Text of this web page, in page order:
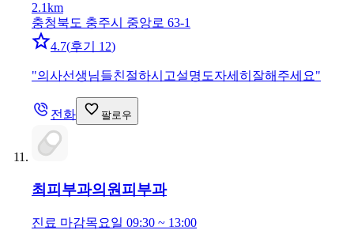
2.1km
충청북도 충주시 중앙로 63-1
4.7(후기 12)
"의사선생님들친절하시고설명도자세히잘해주세요"
전화 팔로우
최피부과의원 피부과
진료 마감목요일 09:30 ~ 13:00